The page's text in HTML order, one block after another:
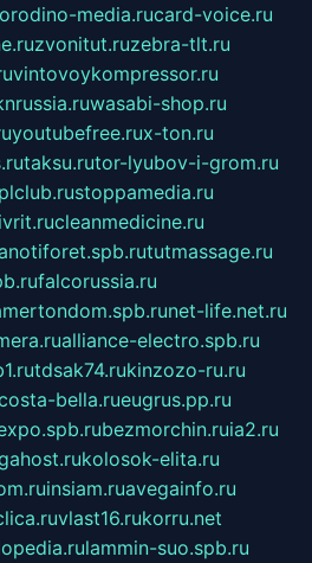
media.rucard-voice.ru
zvonitut.ruzebra-tlt.ru
vintovoykompressor.ru
wasabi-shop.ru
youtubefree.rux-ton.ru
taksu.rutor-lyubov-i-grom.ru
stoppamedia.ru
cleanmedicine.ru
tutmassage.ru
falcorussia.ru
net-life.net.ru
alliance-electro.spb.ru
tdsak74.rukinzozo-ru.ru
bella.rueugrus.pp.ru
bezmorchin.ruia2.ru
kolosok-elita.ru
insiam.ruavegainfo.ru
vlast16.rukorru.net
lammin-suo.spb.ru